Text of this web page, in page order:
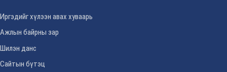
Иргэдийг хүлээн авах хуваарь
Ажлын байрны зар
Шилэн данс
Сайтын бүтэц